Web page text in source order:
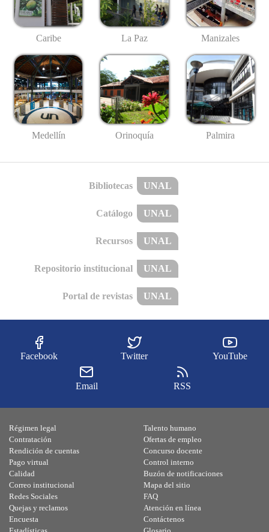
Caribe La Paz Manizales
Medellín Orinoquía Palmira
Bibliotecas UNAL
Catálogo UNAL
Recursos UNAL
Repositorio institucional UNAL
Portal de revistas UNAL
Facebook Twitter YouTube
Email RSS
Régimen legal
Contratación
Rendición de cuentas
Pago virtual
Calidad
Talento humano
Ofertas de empleo
Concurso docente
Control interno
Buzón de notificaciones
Correo institucional
Redes Sociales
Quejas y reclamos
Encuesta
Mapa del sitio
FAQ
Atención en línea
Contáctenos